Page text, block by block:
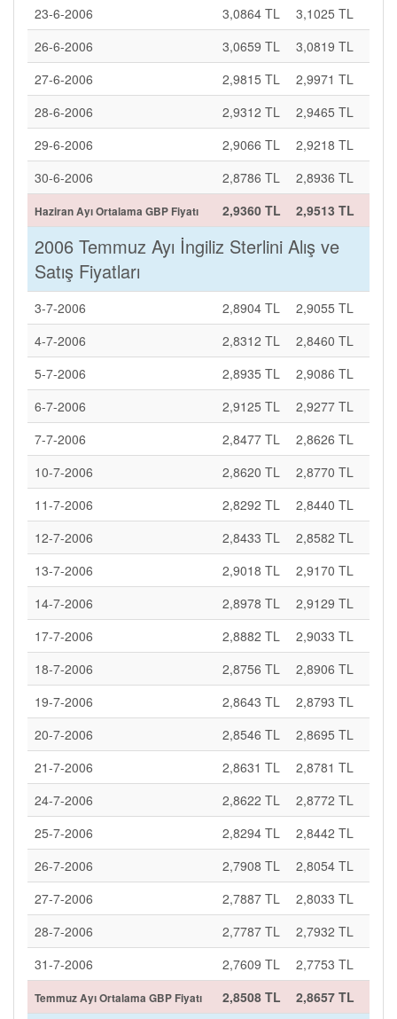
23-6-2006 3,0864 TL
3,1025 TL
26-6-2006
3,0659 TL
3,0819 TL
27-6-2006
2,9815 TL
2,9971 TL
28-6-2006
2,9312 TL
2,9465 TL
29-6-2006
2,9066 TL
2,9218 TL
30-6-2006
2,8786 TL 2,8936 TL
Haziran Ayı Ortalama GBP Fiyatı 2,9360 TL 2,9513 TL
2006 Temmuz Ayı İngiliz Sterlini Alış ve
Satış Fiyatları
3-7-2006 2,8904 TL
2,9055 TL
4-7-2006
2,8312 TL
2,8460 TL
5-7-2006
2,8935 TL
2,9086 TL
6-7-2006
2,9125 TL
2,9277 TL
7-7-2006
2,8477 TL
2,8626 TL
10-7-2006
2,8620 TL
2,8770 TL
11-7-2006
2,8292 TL
2,8440 TL
12-7-2006
2,8433 TL
2,8582 TL
13-7-2006
2,9018 TL
2,9170 TL
14-7-2006
2,8978 TL
2,9129 TL
17-7-2006
2,8882 TL
2,9033 TL
18-7-2006
2,8756 TL
2,8906 TL
19-7-2006
2,8643 TL
2,8793 TL
20-7-2006
2,8546 TL
2,8695 TL
21-7-2006
2,8631 TL
2,8781 TL
24-7-2006
2,8622 TL
2,8772 TL
25-7-2006
2,8294 TL
2,8442 TL
26-7-2006
2,7908 TL
2,8054 TL
27-7-2006
2,7887 TL
2,8033 TL
28-7-2006
2,7787 TL
2,7932 TL
31-7-2006
2,7609 TL 2,7753 TL
Temmuz Ayı Ortalama GBP Fiyatı 2,8508 TL 2,8657 TL